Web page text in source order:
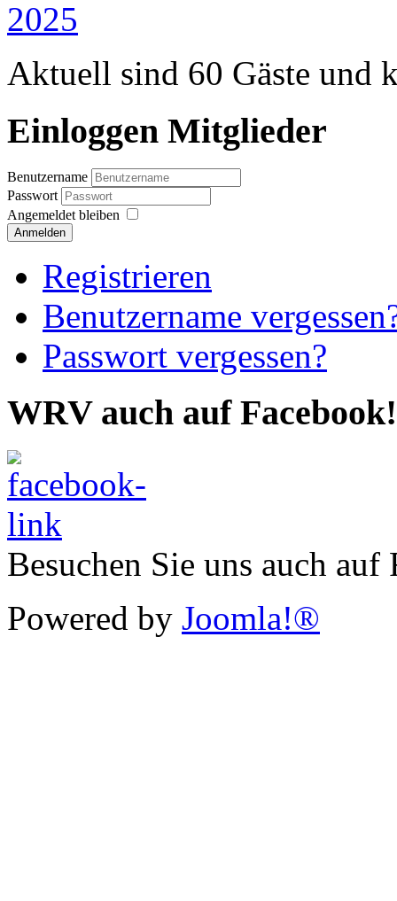
Aktuell sind 60 Gäste und
Einloggen Mitglieder
Benutzername
Passwort
Angemeldet bleiben
Anmelden
Registrieren
Benutzername
Passwort vergessen?
WRV auch auf Facebook!
Besuchen Sie uns auch auf
Powered by Joomla!®